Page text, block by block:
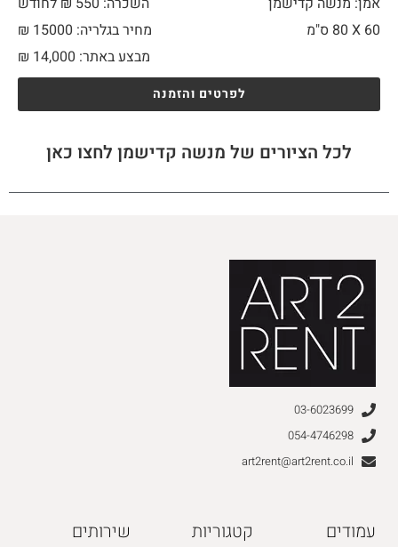
60 X
מחיר בגלריה: 15000 ₪
מבצע באתר:
₪ 14,000
לפרטים והזמנה
לכל הציורים של מנשה קדישמן לחצו כאן
03-6023699
054-4746298
art2rent@art2rent.co.il
עמודים קטגוריות שירותים